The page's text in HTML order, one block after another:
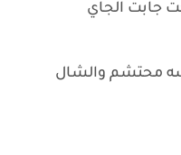
جابت الجاي
محتشم والشال